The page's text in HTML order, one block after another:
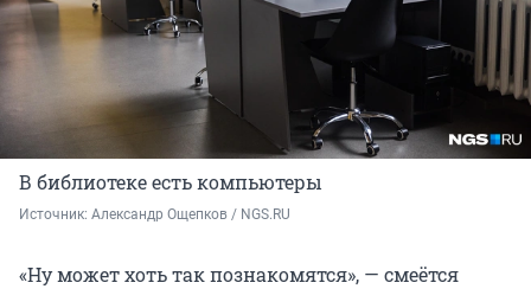
В библиотеке есть компьютеры
Источник: Александр Ощепков / NGS.RU
«Ну может хоть так познакомятся», — смеётся